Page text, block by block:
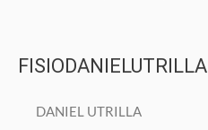
FISIODANIELUTRILLA
DANIEL UTRILLA